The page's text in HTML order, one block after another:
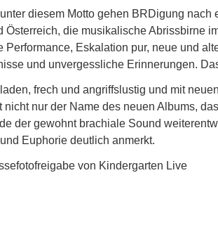
unter diesem Motto gehen BRDigung
Österreich, die musikalische Abrissbirne
Performance, Eskalation pur, neue und
und unvergessliche Erinnerungen.
frech und angriffslustig und mit
nicht nur der Name des neuen Albums,
der gewohnt brachiale Sound
Euphorie deutlich anmerkt.
von Kindergarten Live